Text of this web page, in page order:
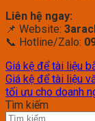
Liên hệ ngay:
📌 Website:
📞 Hotline/Zalo:
Giá kệ để tài liệu
Giá kệ để tài liệu
tối ưu cho doanh
Tìm kiếm